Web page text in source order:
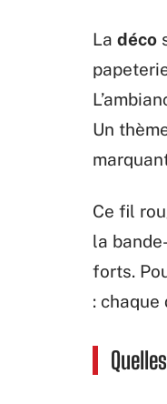
La déco
Un
Ce fil
la
forts.
: